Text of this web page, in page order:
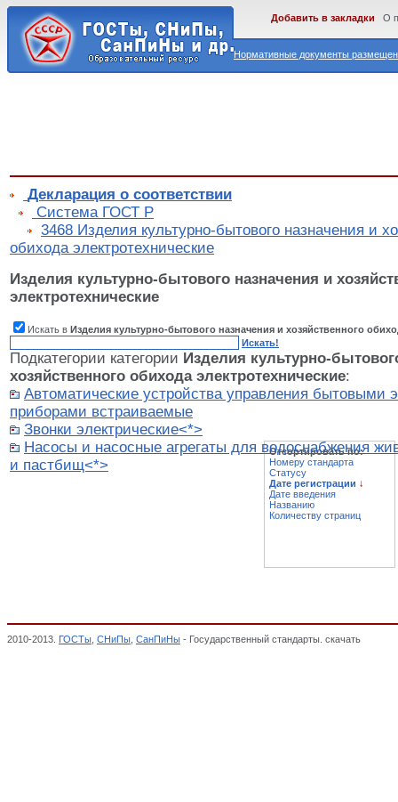
Нормативные документы
Добавить в закладки О
Декларация о соответствии
Cистема ГОСТ Р
3468 Изделия культурно-бытового назначения и
обихода электротехнические
Изделия культурно-бытового назначения и
электротехнические
Искать в Изделия культурно-бытового назначения и хозяйственного
Искать!
Подкатегории категории Изделия культурно-
хозяйственного обихода электротехнические:
Автоматические устройства управления бытовыми
приборами встраиваемые
Звонки электрические<*>
Насосы и насосные агрегаты для водоснабжения
и пастбищ<*>
Отсортировать по:
Номеру стандарта
Статусу
Дате регистрации ↓
Дате введения
Названию
Количеству страниц
2010-2013. ГОСТы СНиПы СанПиНы - Государственный стандарты. скачать